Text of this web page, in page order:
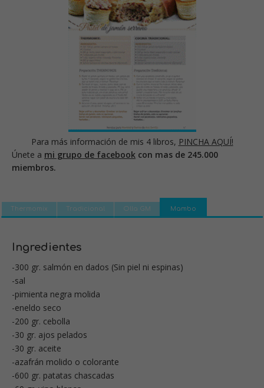
Para más información de mis 4 libros, PINCHA AQUÍ!
Únete a mi grupo de facebook con mas de 245.000
miembros.
Thermomix Tradicional Olla GM Mambo
Ingredientes
-300 gr. salmón en dados (Sin piel ni espinas)
-sal
-pimienta negra molida
-eneldo seco
-200 gr. cebolla
-30 gr. ajos pelados
-30 gr. aceite
-azafrán molido o colorante
-600 gr. patatas chascadas